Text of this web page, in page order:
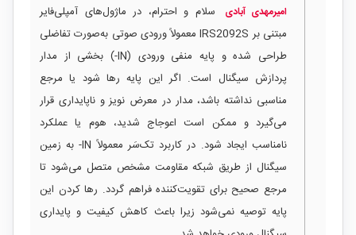
امیرمهدی آبادی
سلام و احترام، در ماژول‌های آمپلی‌فایر
مبتنی بر IRS2092S معمولاً ورودی صوتی به‌صورت تفاضلی
طراحی شده و پایه منفی ورودی (IN-) بخشی از مدار
پردازش سیگنال است. اگر این پایه رها شود یا مرجع
مناسبی نداشته باشد، مدار در معرض نویز و ناپایداری قرار
می‌گیرد و ممکن است اعوجاج شدید، هوم یا عملکرد
نامناسب ایجاد شود. در کاربرد تک‌سَر معمولاً IN- به زمین
سیگنال از طریق شبکه مقاومت مشخص متصل می‌شود تا
مرجع صحیح برای تقویت‌کننده فراهم گردد. رها کردن این
پایه توصیه نمی‌شود زیرا باعث کاهش کیفیت و پایداری